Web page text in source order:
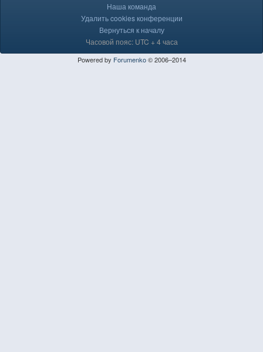
Наша команда
Удалить cookies конференции
Вернуться к началу
Часовой пояс: UTC + 4 часа
Powered by Forumenko© 2006–2014